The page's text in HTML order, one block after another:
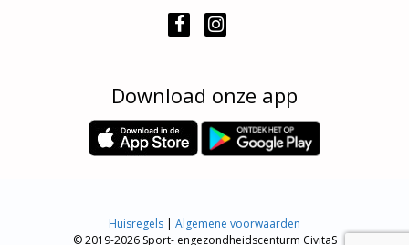
Download onze app
Huisregels | Algemene voorwaarden
© 2019-2026 Sport- engezondheidscenturm CivitaS